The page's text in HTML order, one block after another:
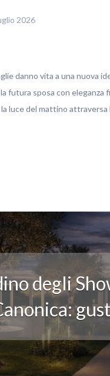
2026
danno vita a una nuova
futura sposa con eleganza
luce del mattino
degli